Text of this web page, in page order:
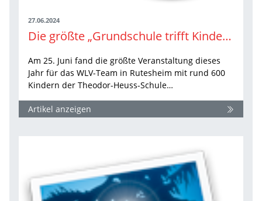
27.06.2024
Die größte „Grundschule trifft Kinderleichtathletik“-Veranstaltung 2024 in Rutesheim
Am 25. Juni fand die größte Veranstaltung dieses
Jahr für das WLV-Team in Rutesheim mit rund 600
Kindern der Theodor-Heuss-Schule…
Artikel anzeigen